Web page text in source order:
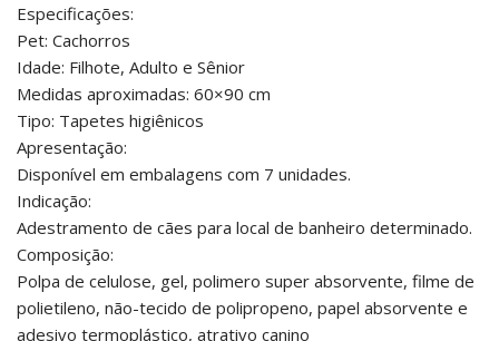
Especificações:
Pet: Cachorros
Idade: Filhote, Adulto e Sênior
Medidas aproximadas: 60×90 cm
Tipo: Tapetes higiênicos
Apresentação:
Disponível em embalagens com 7 unidades.
Indicação:
Adestramento de cães para local de banheiro determinado.
Composição:
Polpa de celulose, gel, polimero super absorvente, filme de
polietileno, não-tecido de polipropeno, papel absorvente e
adesivo termoplástico, atrativo canino